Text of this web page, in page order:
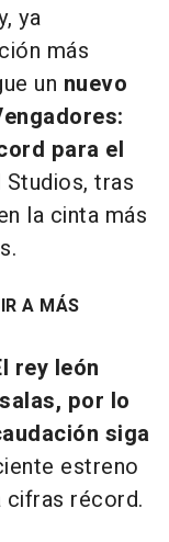
ya
más
un nuevo
para el
tras
la cinta más
A MÁS
rey león
por lo
siga
estreno
cifras récord.